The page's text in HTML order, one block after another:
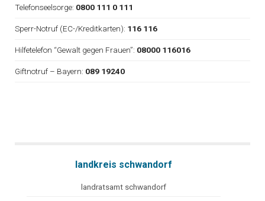
Telefonseelsorge: 0800 111 0 111
Sperr-Notruf (EC-/Kreditkarten): 116 116
Hilfetelefon “Gewalt gegen Frauen”: 08000 116016
Giftnotruf – Bayern: 089 19240
landkreis schwandorf
landratsamt schwandorf